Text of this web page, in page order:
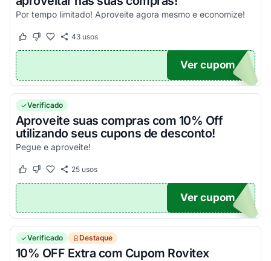
Por tempo limitado! Aproveite agora mesmo e economize!
Este cupom funcionou
Este cupom não funcionou
43usos
NDO
Ver cupom
Verificado
Aproveite suas compras com 10% Off
utilizando seus cupons de desconto!
Pegue e aproveite!
Este cupom funcionou
Este cupom não funcionou
25usos
RA
Ver cupom
Verificado Destaque
10% OFF Extra com Cupom Rovitex